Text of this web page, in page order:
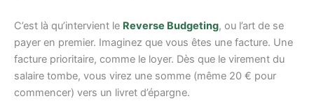
C’est là qu’intervient le Reverse Budgeting, ou l’art de se
payer en premier. Imaginez que vous êtes une facture. Une
facture prioritaire, comme le loyer. Dès que le virement du
salaire tombe, vous virez une somme (même 20 € pour
commencer) vers un livret d’épargne.